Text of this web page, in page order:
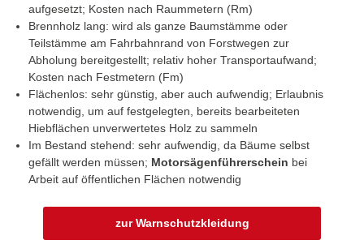
aufgesetzt; Kosten nach Raummetern (Rm)
Brennholz lang: wird als ganze Baumstämme oder
Teilstämme am Fahrbahnrand von Forstwegen zur
Abholung bereitgestellt; relativ hoher Transportaufwand;
Kosten nach Festmetern (Fm)
Flächenlos: sehr günstig, aber auch aufwendig; Erlaubnis
notwendig, um auf festgelegten, bereits bearbeiteten
Hiebflächen unverwertetes Holz zu sammeln
Im Bestand stehend: sehr aufwendig, da Bäume selbst
gefällt werden müssen; Motorsägenführerschein bei
Arbeit auf öffentlichen Flächen notwendig
zur Warnschutzkleidung